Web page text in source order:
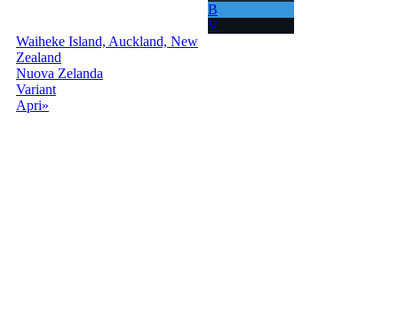
B
V
Waiheke Island, Auckland, New
Zealand
Nuova Zelanda
Variant
Apri»